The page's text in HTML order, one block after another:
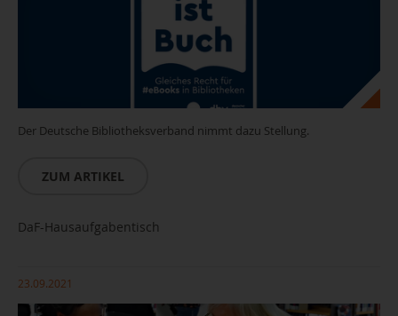
Der Deutsche Bibliotheksverband nimmt dazu Stellung.
ZUM ARTIKEL
DaF-Hausaufgabentisch
23.09.2021